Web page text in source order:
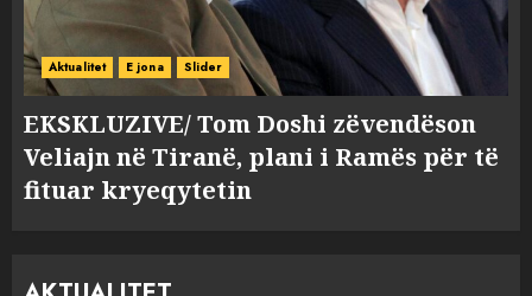
Aktualitet E jona Slider
EKSKLUZIVE/ Tom Doshi zëvendëson
Veliajn në Tiranë, plani i Ramës për të
fituar kryeqytetin